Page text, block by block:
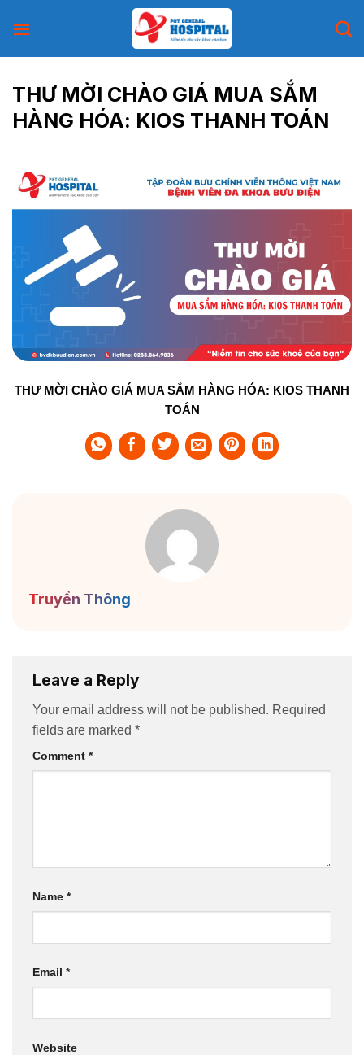
THƯ MỜI CHÀO GIÁ MUA SẮM
HÀNG HÓA: KIOS THANH TOÁN
THƯ MỜI CHÀO GIÁ MUA SẮM HÀNG HÓA: KIOS THANH
TOÁN
Truyền Thông
Leave a Reply
Your email address will not be published. Required
fields are marked *
Comment *
Name *
Email *
Website